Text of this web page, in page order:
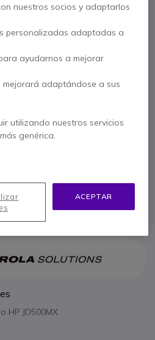
JD500MX
€ Mostrar más
HP JD500MX
nuestros socios y adaptarlos
personalizadas adaptadas a
ayudarnos a mejorar
mejorará adaptándose a sus
utilizando nuestros servicios
genérica.
ACEPTAR